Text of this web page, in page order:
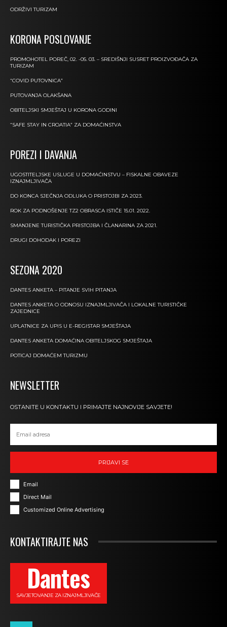
ODRŽIVI TURIZAM
KORONA POSLOVANJE
PROMOHOTEL POREČ, 02. -05. 03. – SREDIŠNJI SUSRET PROIZVOĐAČA ZA
TURIZAM
“COVID PUTOVNICA”
PUTOVANJA OLAKŠANA
OBITELJSKI SMJEŠTAJ U KORONA GODINI
“SAFE STAY IN CROATIA” ZA DOMAĆINSTVA
POREZI I DAVANJA
UGOSTITELJSKE USLUGE U DOMAĆINSTVU – FISKALNE OBAVEZE
IZNAJMLJIVAČA
DO KONCA SJEČNJA ODLUKA O PRISTOJBI ZA 2023.
ROK ZA PODNOŠENJE TZ2 OBRASCA ISTIČE 15.01. 2022.
SMANJENE TURISTIČKA PRISTOJBA I ČLANARINA ZA 2021.
DRUGI DOHODAK I POREZI
SEZONA 2020
DANTES ANKETA – PITANJE SVIH PITANJA
DANTES ANKETA O ODNOSU IZNAJMLJIVAČA I LOKALNE TURISTIČKE
ZAJEDNICE
UPLATNICE ZA UPIS U E-REGISTAR SMJEŠTAJA
DANTES ANKETA DOMAĆINA OBITELJSKOG SMJEŠTAJA
POTICAJ DOMAĆEM TURIZMU
NEWSLETTER
OSTANITE U KONTAKTU I PRIMAJTE NAJNOVIJE SAVJETE!
PRIJAVI SE
Email
Direct Mail
Customized Online Advertising
KONTAKTIRAJTE NAS
Dantes
SAVJETOVANJE ZA IZNAJMLJIVAČE